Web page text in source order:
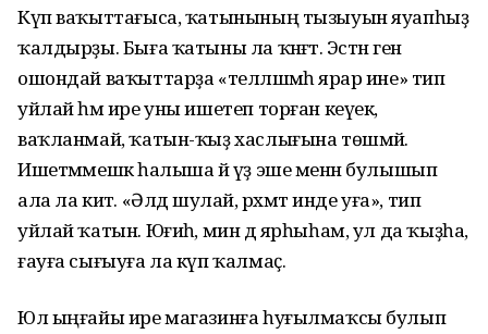
Күп ваҡыттағыса, ҡатынының тызыуын яуапһыҙ
ҡалдырҙы. Быға ҡатыны ла ҡәнәғәт. Эстән генә
ошондай ваҡыттарҙа «телләшмәһә ярар ине» тип
уйлай һәм ире уны ишетеп торған кеүек,
ваҡланмай, ҡатын-ҡыҙ хаслығына төшмәй.
Ишетмәмешкә һалыша йә үҙ эше менән булышып
ала ла китә. «Әлдә шулай, рәхмәт инде уға», тип
уйлай ҡатын. Юғиһә, мин дә ярһыһам, ул да ҡыҙһа,
ғауға сығыуға ла күп ҡалмаҫ.
Юл ыңғайы ире магазинға һуғылмаҡсы булып